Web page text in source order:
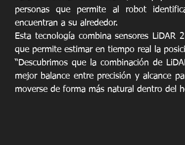
personas que permite al robot
encuentran a su alrededor.
Esta tecnología combina sensores LiDAR
que permite estimar en tiempo real la
“Descubrimos que la combinación de
mejor balance entre precisión y alcance
moverse de forma más natural dentro del